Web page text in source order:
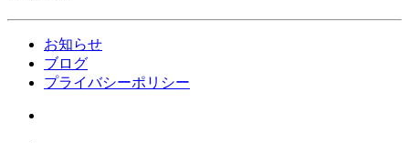
お知らせ
ブログ
プライバシーポリシー